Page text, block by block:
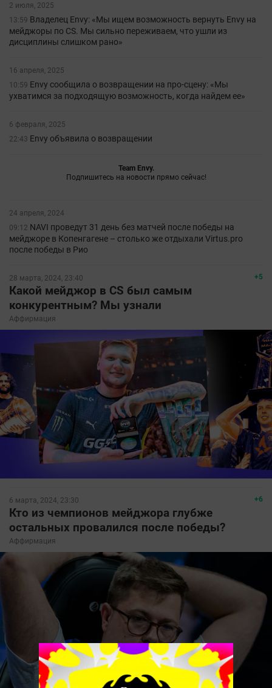
2 июля, 2025
13:59 Владелец Envy: «Мы ищем возможность вернуть Envy на
мейджоры по CS. Мы сильно переживаем, что ушли из
дисциплины слишком рано»
16 апреля, 2025
10:59 Envy сообщила о возвращении на про-сцену: «Мы
ухватимся за подходящую возможность, когда найдем ее»
6 февраля, 2025
22:43 Envy объявила о возвращении
Team Envy.
Подпишитесь на новости прямо сейчас!
24 апреля, 2024
09:12 NAVI проведут 31 день без матчей после победы на
мейджоре в Копенгагене – столько же отдыхали Virtus.pro
после победы в Рио
+5
28 марта, 2024, 23:40
Какой мейджор в CS был самым
конкурентным? Мы узнали
Аффирмация
+6
6 марта, 2024, 23:30
Кто из чемпионов мейджора глубже
остальных провалился после победы?
Аффирмация